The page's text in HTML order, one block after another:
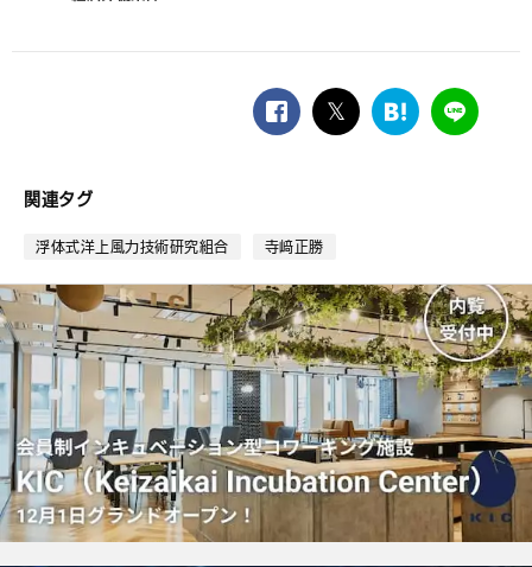
facebook
twitter
は
ー
ク
LINE
関連タグ
浮体式洋上風力技術研究組合 寺﨑正勝